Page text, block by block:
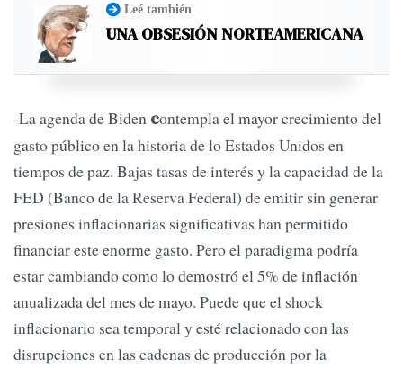
Leé también
UNA OBSESIÓN NORTEAMERICANA
-La agenda de Biden contempla el mayor crecimiento del
gasto público en la historia de lo Estados Unidos en
tiempos de paz. Bajas tasas de interés y la capacidad de la
FED (Banco de la Reserva Federal) de emitir sin generar
presiones inflacionarias significativas han permitido
financiar este enorme gasto. Pero el paradigma podría
estar cambiando como lo demostró el 5% de inflación
anualizada del mes de mayo. Puede que el shock
inflacionario sea temporal y esté relacionado con las
disrupciones en las cadenas de producción por la